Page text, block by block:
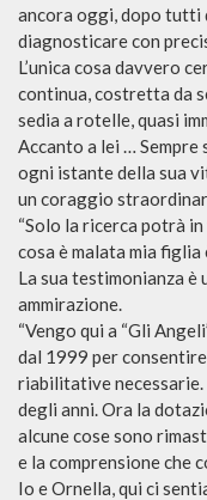
ancora oggi, dopo tutti
diagnosticare con
L’unica cosa davvero
continua, costretta da
sedia a rotelle, quasi
Accanto a lei … Sempre
ogni istante della sua
un coraggio
“Solo la ricerca potrà
cosa è malata mia figlia
La sua testimonianza
ammirazione.
“Vengo qui a “Gli
dal 1999 per
riabilitative
degli anni. Ora la
alcune cose sono
e la comprensione che
Io e Ornella, qui ci